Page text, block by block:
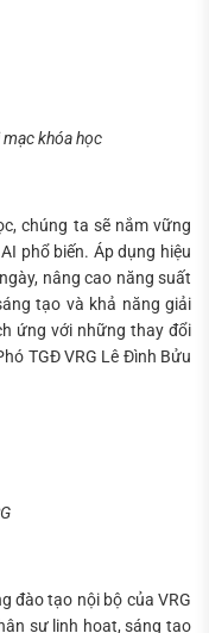
mạc khóa học
chúng ta sẽ nắm vững
phổ biến. Áp dụng hiệu
nâng cao năng suất
tạo và khả năng giải
ứng với những thay đổi
TGĐ VRG Lê Đình Bửu
đào tạo nội bộ của VRG
sự linh hoạt, sáng tạo